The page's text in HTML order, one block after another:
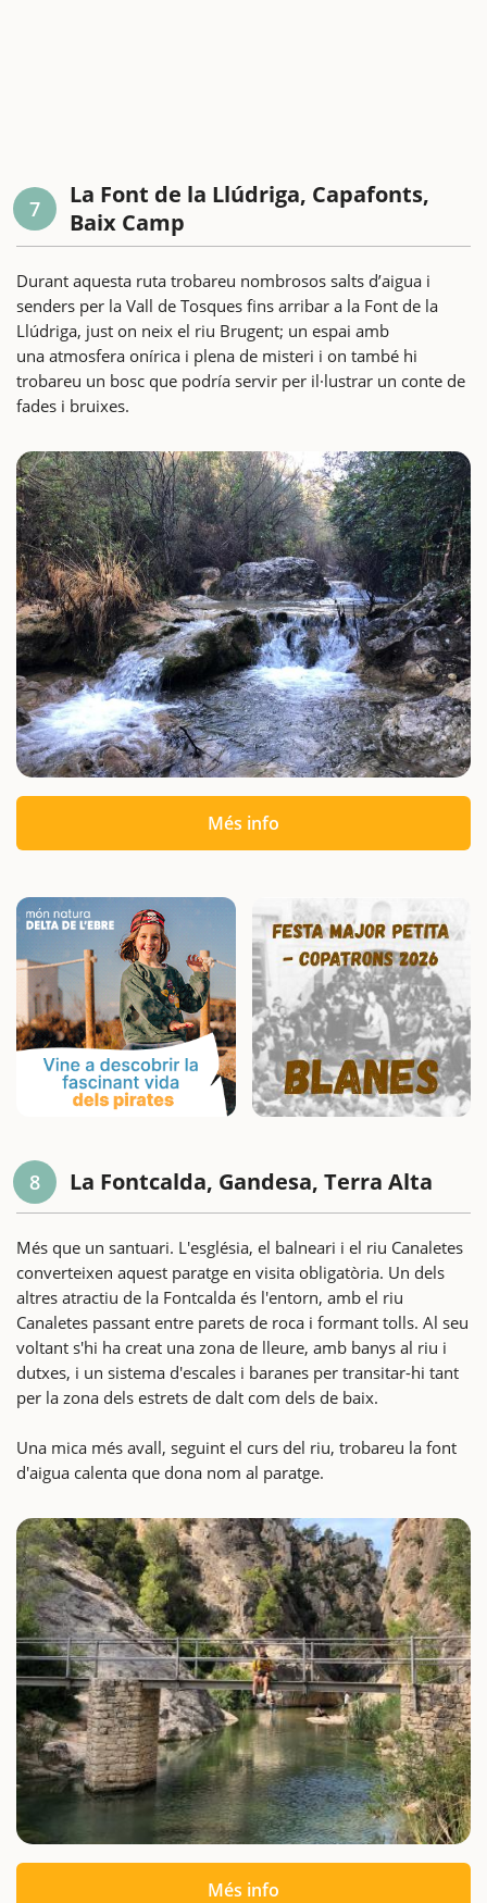
7
La Font de la Llúdriga, Capafonts,
Baix Camp
Durant aquesta ruta trobareu nombrosos salts d’aigua i
senders per la Vall de Tosques fins arribar a la Font de la
Llúdriga, just on neix el riu Brugent; un espai amb
una atmosfera onírica i plena de misteri i on també hi
trobareu un bosc que podría servir per il·lustrar un conte de
fades i bruixes.
Més info
8 La Fontcalda, Gandesa, Terra Alta
Més que un santuari. L'església, el balneari i el riu Canaletes
converteixen aquest paratge en visita obligatòria. Un dels
altres atractiu de la Fontcalda és l'entorn, amb el riu
Canaletes passant entre parets de roca i formant tolls. Al seu
voltant s'hi ha creat una zona de lleure, amb banys al riu i
dutxes, i un sistema d'escales i baranes per transitar-hi tant
per la zona dels estrets de dalt com dels de baix.
Una mica més avall, seguint el curs del riu, trobareu la font
d'aigua calenta que dona nom al paratge.
Més info